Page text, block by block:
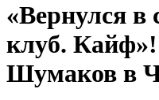
«Вернулся в
клуб.
Шумаков в